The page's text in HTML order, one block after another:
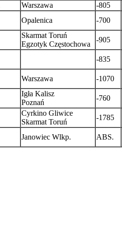
Warszawa
-805
Opalenica -700
Skarmat Toruń
Egzotyk Częstochowa
-905
-835
Warszawa -1070
Igła Kalisz
Poznań
-760
Cyrkino Gliwice
Skarmat Toruń
-1785
Janowiec Wlkp. ABS.